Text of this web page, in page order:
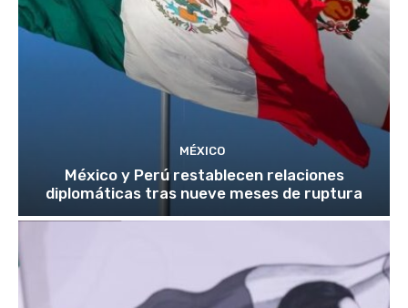
MÉXICO
México y Perú restablecen relaciones
diplomáticas tras nueve meses de ruptura